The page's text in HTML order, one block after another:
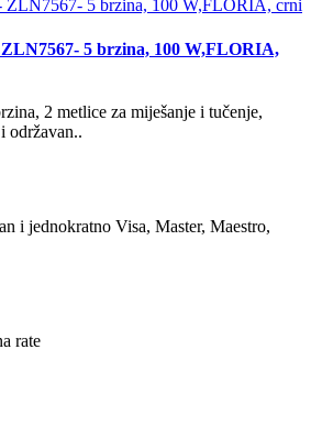
5 brzina, 100 W,FLORIA,
2 metlice za miješanje i tučenje,
održavan..
i jednokratno Visa, Master, Maestro,
rate